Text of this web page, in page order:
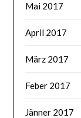
Mai 2017
April 2017
März 2017
Feber 2017
Jänner 2017